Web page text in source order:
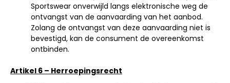
Sportswear onverwijld langs elektronische weg de
ontvangst van de aanvaarding van het aanbod.
Zolang de ontvangst van deze aanvaarding niet is
bevestigd, kan de consument de overeenkomst
ontbinden.
Artikel 6 – Herroepingsrecht